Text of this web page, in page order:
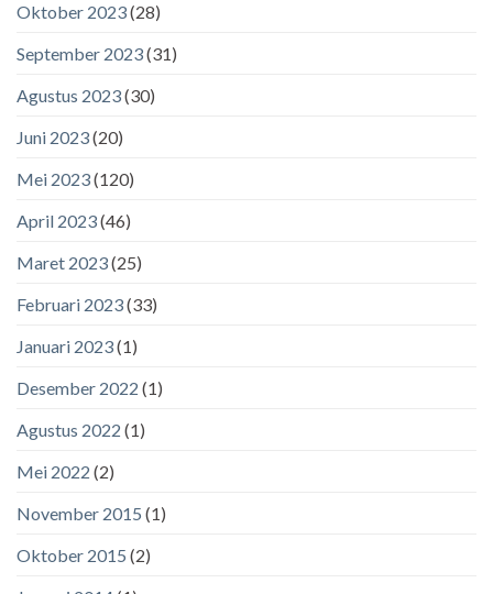
Oktober 2023(28)
September 2023(31)
Agustus 2023(30)
Juni 2023(20)
Mei 2023(120)
April 2023(46)
Maret 2023(25)
Februari 2023(33)
Januari 2023(1)
Desember 2022 (1)
Agustus 2022 (1)
Mei 2022 (2)
November 2015 (1)
Oktober 2015 (2)